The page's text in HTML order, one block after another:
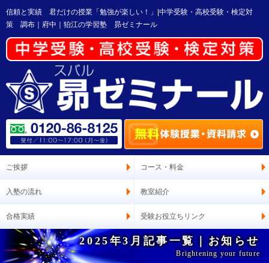
信頼と実績 君だけの授業「勉強が楽しい！」|中学受験・高校受験・検定対
策 調布｜府中｜狛江の学習塾 昴ゼミナール
ご挨拶 コース・料金
入塾の流れ 教室紹介
合格実績 受験お役立ちリンク
2025年3月記事一覧｜お知らせ
Brightening your future